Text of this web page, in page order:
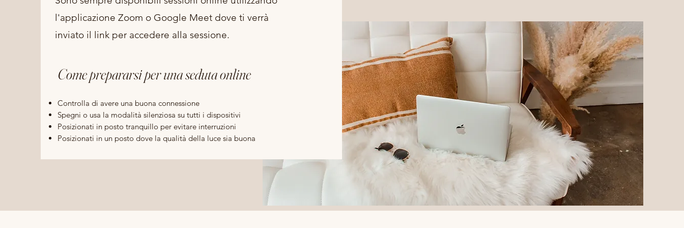
l'applicazione Zoom o Google Meet dove ti verrà
inviato il link per accedere alla sessione.
Come prepararsi per una seduta online
Controlla di avere una buona connessione
Spegni o usa la modalità silenziosa su tutti i dispositivi
Posizionati in posto tranquillo per evitare interruzioni
Posizionati in un posto dove la qualità della luce sia buona